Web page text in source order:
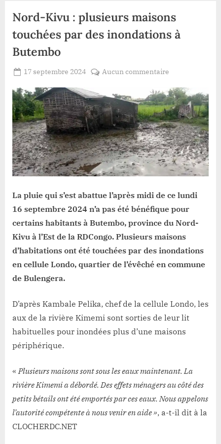
Nord-Kivu : plusieurs maisons
touchées par des inondations à
Butembo
Posted
17 septembre 2024
ROMEO
Aucun commentaire
Kivu
:
plusieurs
maisons
touchées
par
des
inondations
Butembo
La pluie qui s’est abattue l’après midi de ce lundi
16 septembre 2024 n’a pas été bénéfique pour
certains habitants à Butembo, province du Nord-
Kivu à l’Est de la RDCongo. Plusieurs maisons
d’habitations ont été touchées par des inondations
en cellule Londo, quartier de l’évêché en commune
de Bulengera.
D’après Kambale Pelika, chef de la cellule Londo, les
aux de la rivière Kimemi sont sorties de leur lit
habituelles pour inondées plus d’une maisons
périphérique.
« Plusieurs maisons sont sous les eaux maintenant. La
rivière Kimemi a débordé. Des effets ménagers au côté des
petits bétails ont été emportés par ces eaux. Nous appelons
l’autorité compétente à nous venir en aide », a-t-il dit à la
CLOCHERDC.NET